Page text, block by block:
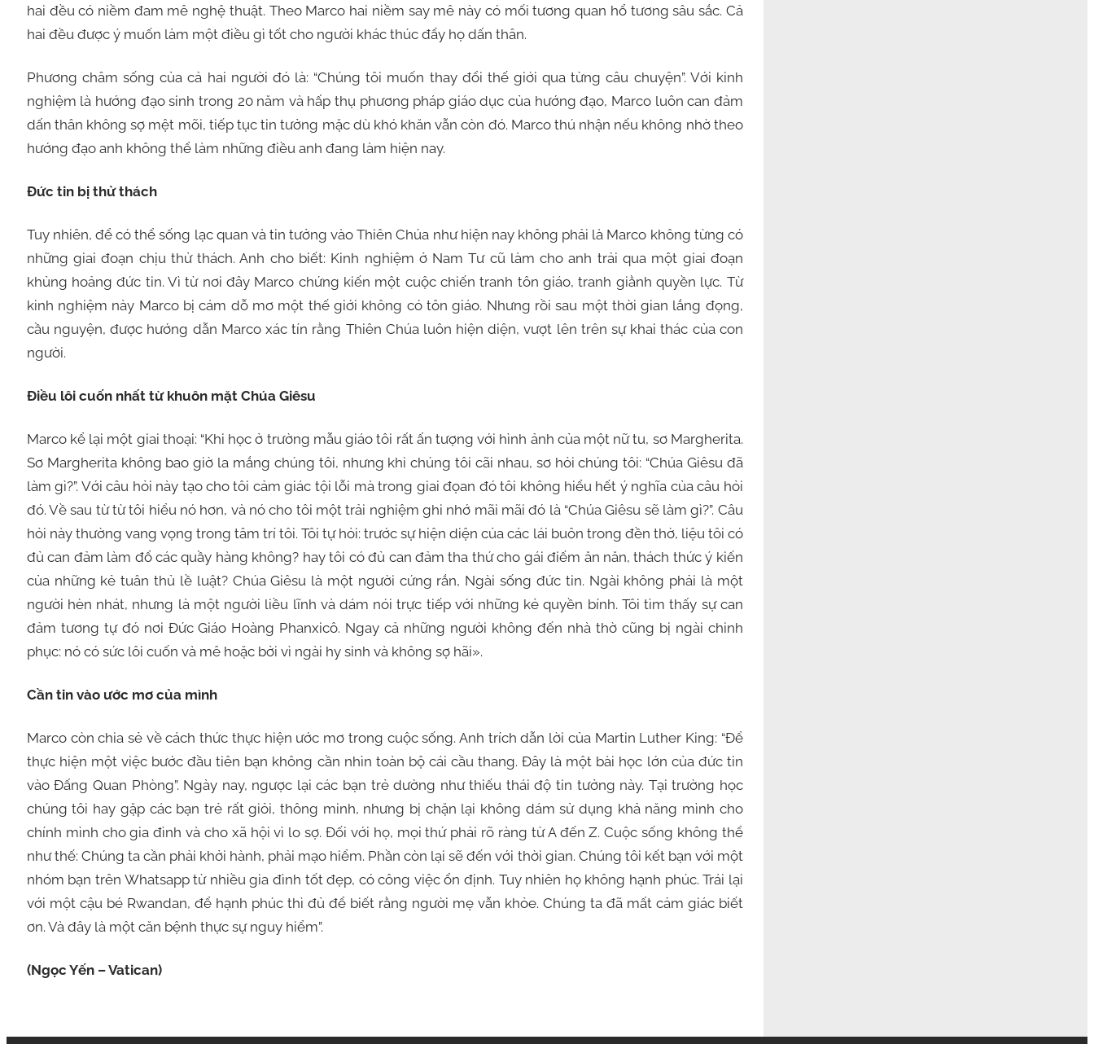
hai đều có niềm đam mê nghệ thuật. Theo Marco hai niềm say mê này có mối tương quan hổ tương sâu sắc. Cả
hai đều được ý muốn làm một điều gì tốt cho người khác thúc đẩy họ dấn thân.
Phương châm sống của cả hai người đó là: “Chúng tôi muốn thay đổi thế giới qua từng câu chuyện”. Với kinh
nghiệm là hướng đạo sinh trong 20 năm và hấp thụ phương pháp giáo dục của hướng đạo, Marco luôn can đảm
dấn thân không sợ mệt mõi, tiếp tục tin tưởng mặc dù khó khăn vẫn còn đó. Marco thú nhận nếu không nhờ theo
hướng đạo anh không thể làm những điều anh đang làm hiện nay.
Đức tin bị thử thách
Tuy nhiên, để có thể sống lạc quan và tin tưởng vào Thiên Chúa như hiện nay không phải là Marco không từng có
những giai đoạn chịu thử thách. Anh cho biết: Kinh nghiệm ở Nam Tư cũ làm cho anh trải qua một giai đoạn
khủng hoảng đức tin. Vì từ nơi đây Marco chứng kiến một cuộc chiến tranh tôn giáo, tranh giằnh quyền lực. Từ
kinh nghiệm này Marco bị cám dỗ mơ một thế giới không có tôn giáo. Nhưng rồi sau một thời gian lắng đọng,
cầu nguyện, được hướng dẫn Marco xác tín rằng Thiên Chúa luôn hiện diện, vượt lên trên sự khai thác của con
người.
Điều lôi cuốn nhất từ khuôn mặt Chúa Giêsu
Marco kể lại một giai thoại: “Khi học ở trường mẫu giáo tôi rất ấn tượng với hình ảnh của một nữ tu, sơ Margherita.
Sơ Margherita không bao giờ la mắng chúng tôi, nhưng khi chúng tôi cãi nhau, sơ hỏi chúng tôi: “Chúa Giêsu đã
làm gì?”. Với câu hỏi này tạo cho tôi cảm giác tội lỗi mà trong giai đọan đó tôi không hiểu hết ý nghĩa của câu hỏi
đó. Về sau từ từ tôi hiểu nó hơn, và nó cho tôi một trải nghiệm ghi nhớ mãi mãi đó là “Chúa Giêsu sẽ làm gì?”. Câu
hỏi này thường vang vọng trong tâm trí tôi. Tôi tự hỏi: trước sự hiện diện của các lái buôn trong đền thờ, liệu tôi có
đủ can đảm làm đổ các quầy hàng không? hay tôi có đủ can đảm tha thứ cho gái điếm ăn năn, thách thức ý kiến
của những kẻ tuân thủ lề luật? Chúa Giêsu là một người cứng rắn, Ngài sống đức tin. Ngài không phải là một
người hèn nhát, nhưng là một người liều lĩnh và dám nói trực tiếp với những kẻ quyền bính. Tôi tìm thấy sự can
đảm tương tự đó nơi Đức Giáo Hoàng Phanxicô. Ngay cả những người không đến nhà thờ cũng bị ngài chinh
phục: nó có sức lôi cuốn và mê hoặc bởi vì ngài hy sinh và không sợ hãi».
Cần tin vào ước mơ của mình
Marco còn chia sẻ về cách thức thực hiện ước mơ trong cuộc sống. Anh trích dẫn lời của Martin Luther King: “Để
thực hiện một việc bước đầu tiên bạn không cần nhìn toàn bộ cái cầu thang. Đây là một bài học lớn của đức tin
vào Đấng Quan Phòng”. Ngày nay, ngược lại các bạn trẻ dường như thiếu thái độ tin tưởng này. Tại trường học
chúng tôi hay gặp các bạn trẻ rất giỏi, thông minh, nhưng bị chặn lại không dám sử dụng khả năng mình cho
chính mình cho gia đình và cho xã hội vì lo sợ. Đối với họ, mọi thứ phải rõ ràng từ A đến Z. Cuộc sống không thể
như thế: Chúng ta cần phải khởi hành, phải mạo hiểm. Phần còn lại sẽ đến với thời gian. Chúng tôi kết bạn với một
nhóm bạn trên Whatsapp từ nhiều gia đình tốt đẹp, có công việc ổn định. Tuy nhiên họ không hạnh phúc. Trái lại
với một cậu bé Rwandan, để hạnh phúc thì đủ để biết rằng người mẹ vẫn khỏe. Chúng ta đã mất cảm giác biết
ơn. Và đây là một căn bệnh thực sự nguy hiểm”.
(Ngọc Yến – Vatican)